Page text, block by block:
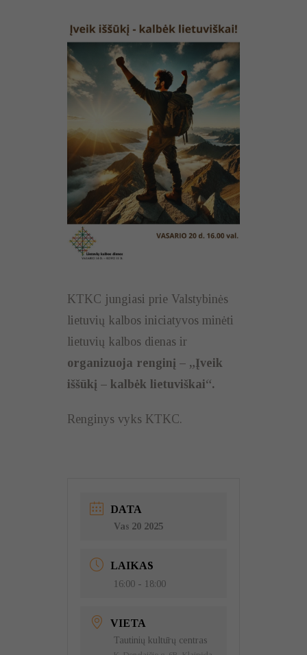
KTKC jungiasi prie Valstybinės
lietuvių kalbos iniciatyvos minėti
lietuvių kalbos dienas ir
organizuoja renginį – „Įveik
iššūkį – kalbėk lietuviškai“.
Renginys vyks KTKC.
DATA
Vas 20 2025
LAIKAS
16:00 - 18:00
VIETA
Tautinių kultūrų centras